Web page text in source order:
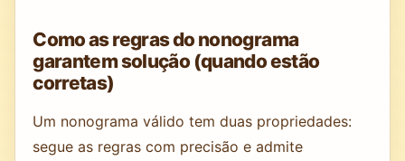
Como as regras do nonograma
garantem solução (quando estão
corretas)
Um nonograma válido tem duas propriedades:
segue as regras com precisão e admite